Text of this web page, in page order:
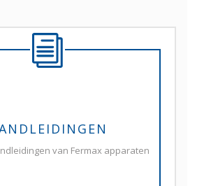
van Fermax apparaten